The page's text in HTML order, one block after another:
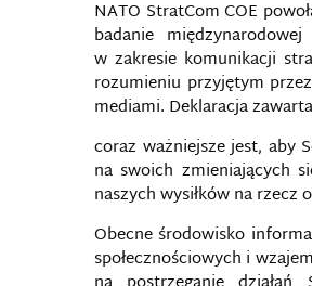
NATO StratCom COE
badanie
w zakresie komunikacji
rozumieniu przyjętym
mediami. Deklaracja
coraz ważniejsze jest, aby
na swoich zmieniających
naszych wysiłków na rzecz
Obecne środowisko
społecznościowych i